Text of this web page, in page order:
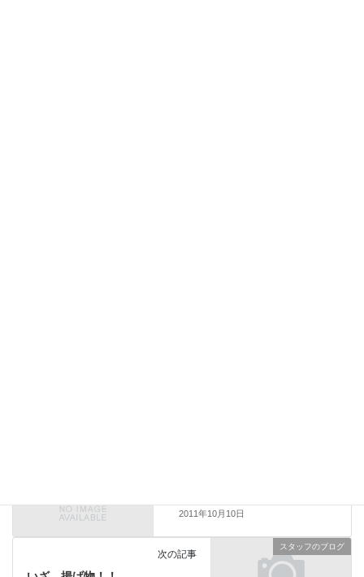
2011年10月10日
スタッフのブログ
次の記事